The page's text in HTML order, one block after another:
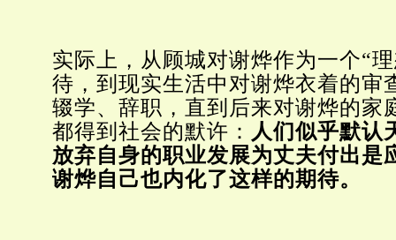
实际上，从顾城对谢烨作为一个“
待，到现实生活中对谢烨衣着的审
辍学、辞职，直到后来对谢烨的家
都得到社会的默许： 人们似乎默认
放弃自身的职业发展为丈夫付出是
谢烨自己也内化了这样的期待。